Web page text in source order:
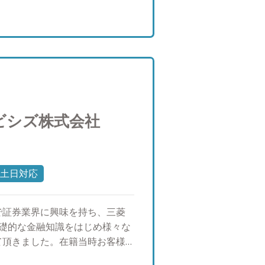
ズ株式会社
土日対応
券業界に興味を持ち、三菱
的な金融知識をはじめ様々な
きました。在籍当時お客様